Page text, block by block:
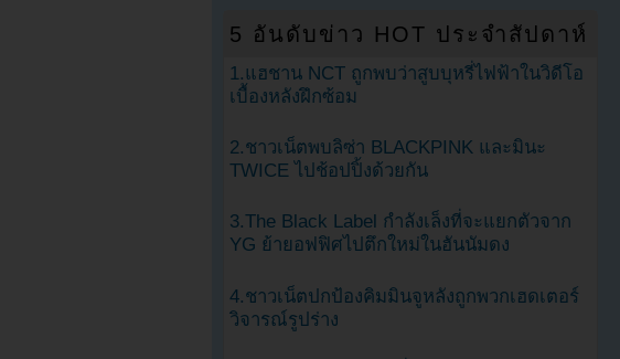
5 อันดับข่าว HOT ประจำสัปดาห์
1.แฮชาน NCT ถูกพบว่าสูบบุหรี่ไฟฟ้าในวิดีโอ
เบื้องหลังฝึกซ้อม
2.ชาวเน็ตพบลิซ่า BLACKPINK และมินะ
TWICE ไปช้อปปิ้งด้วยกัน
3.The Black Label กำลังเล็งที่จะแยกตัวจาก
YG ย้ายอฟฟิศไปตึกใหม่ในฮันนัมดง
4.ชาวเน็ตปกป้องคิมมินจูหลังถูกพวกเฮดเตอร์
วิจารณ์รูปร่าง